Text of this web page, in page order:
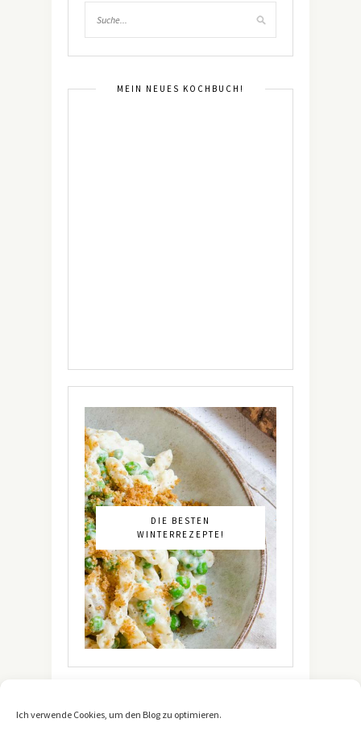
Ich verwende Cookies, um den Blog zu optimieren.
MEIN NEUES KOCHBUCH!
DIE BESTEN
WINTERREZEPTE!